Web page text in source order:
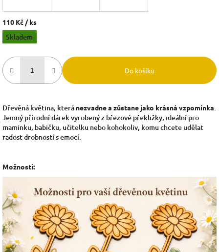
110 Kč / ks
Měrná
cena:
Skladem
Do košíku
Dřevěná květina, která nezvadne a zůstane jako krásná vzpomínka
Jemný přírodní dárek vyrobený z březové překližky, ideální pro
maminku, babičku, učitelku nebo kohokoliv, komu chcete udělat
radost drobností s emocí.
Možnosti: